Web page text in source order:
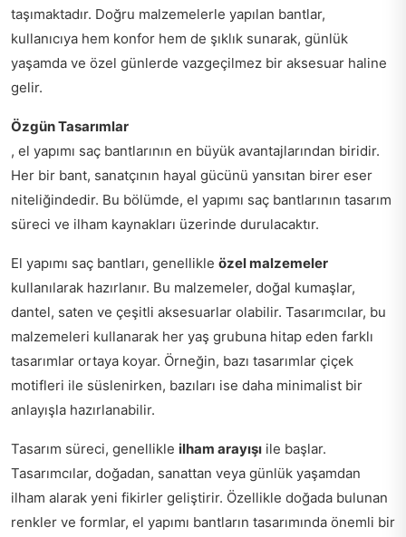
taşımaktadır. Doğru malzemelerle yapılan bantlar,
kullanıcıya hem konfor hem de şıklık sunarak, günlük
yaşamda ve özel günlerde vazgeçilmez bir aksesuar haline
gelir.
Özgün Tasarımlar
, el yapımı saç bantlarının en büyük avantajlarından biridir.
Her bir bant, sanatçının hayal gücünü yansıtan birer eser
niteliğindedir. Bu bölümde, el yapımı saç bantlarının tasarım
süreci ve ilham kaynakları üzerinde durulacaktır.
El yapımı saç bantları, genellikle özel malzemeler
kullanılarak hazırlanır. Bu malzemeler, doğal kumaşlar,
dantel, saten ve çeşitli aksesuarlar olabilir. Tasarımcılar, bu
malzemeleri kullanarak her yaş grubuna hitap eden farklı
tasarımlar ortaya koyar. Örneğin, bazı tasarımlar çiçek
motifleri ile süslenirken, bazıları ise daha minimalist bir
anlayışla hazırlanabilir.
Tasarım süreci, genellikle ilham arayışı ile başlar.
Tasarımcılar, doğadan, sanattan veya günlük yaşamdan
ilham alarak yeni fikirler geliştirir. Özellikle doğada bulunan
renkler ve formlar, el yapımı bantların tasarımında önemli bir